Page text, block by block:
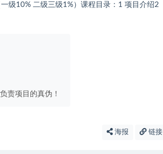
级10% 二级三级1%）课程目录：1 项目介绍2
责项目的真伪！
海报 链接